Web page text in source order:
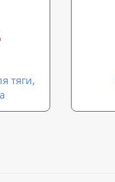
тяги,